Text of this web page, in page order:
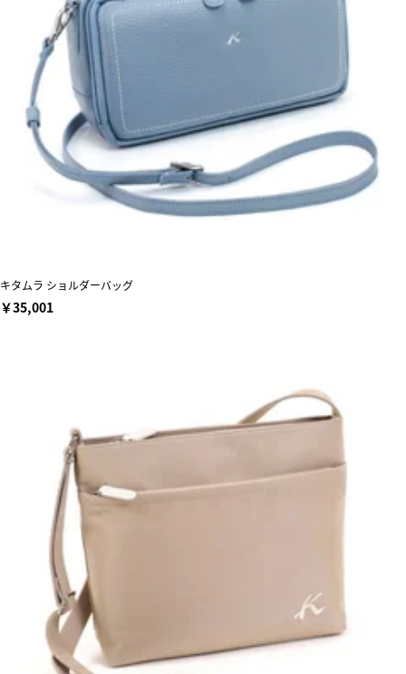
キタムラ ショルダーバッグ
￥35,001